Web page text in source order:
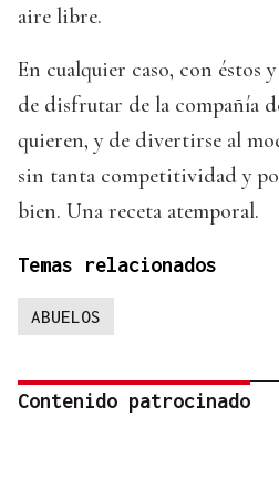
aire libre.
En cualquier caso, con éstos
de disfrutar de la compañía
quieren, y de divertirse al
sin tanta competitividad y
bien. Una receta atemporal.
Temas relacionados
ABUELOS
Contenido patrocinado